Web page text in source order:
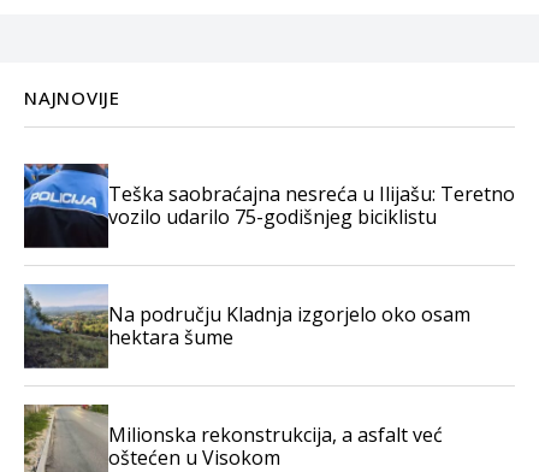
NAJNOVIJE
Teška saobraćajna nesreća u Ilijašu: Teretno
vozilo udarilo 75-godišnjeg biciklistu
Na području Kladnja izgorjelo oko osam
hektara šume
Milionska rekonstrukcija, a asfalt već
oštećen u Visokom